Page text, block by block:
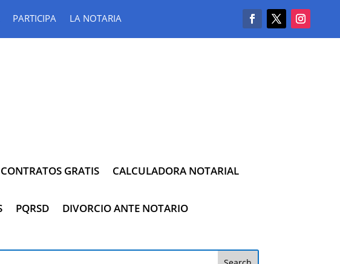
PARTICIPA LA NOTARIA
CONTRATOS GRATIS CALCULADORA NOTARIAL
PQRSD DIVORCIO ANTE NOTARIO